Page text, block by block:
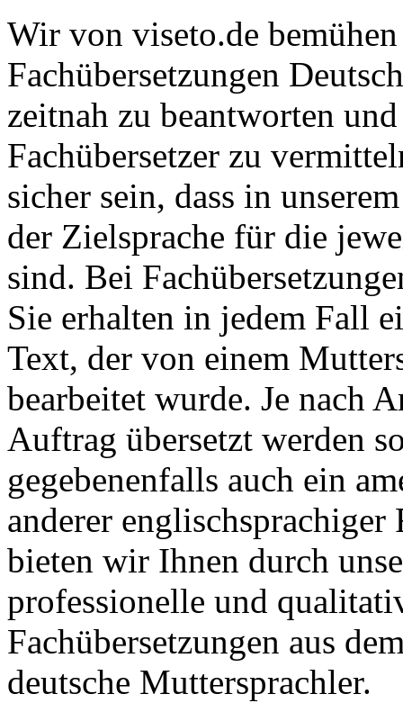
Wir von viseto.de
Fachübersetzungen
zeitnah zu beantworten
Fachübersetzer zu
sicher sein, dass in
der Zielsprache für die
sind. Bei
Sie erhalten in jedem Fall
Text, der von einem
bearbeitet wurde. Je nach
Auftrag übersetzt werden
gegebenenfalls auch ein
anderer englischsprachiger
bieten wir Ihnen durch
professionelle und
Fachübersetzungen aus
deutsche Muttersprachler.